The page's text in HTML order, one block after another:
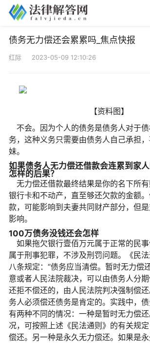
债务无力偿还会累累吗_焦点快报
红际 2023-05-09 12:10:26
【资料图】
不会。因为个人的债务是债务人对于
务，这种义务只需要由债务人自己承担
妹。
如果债务人无力偿还借款会连累到家
怎样的后果？
无力偿还借款最终结果是你的名下所
银行卡和不动产，直至够还欠款的金额
款，可能影响到夫妻共同财产部分，但
影响。
100万债务没钱还会怎样
如果拖欠银行壹佰万元属于正常的民
属于刑事犯罪，不涉及刑罚问题。《民
八条规定：“债务应当清偿。暂时无力偿
意或者人民法院裁决，可以由债务人分
还拒不偿还的，由人民法院判决强制偿
务人必须偿还债务是肯定的。实践中，
有两种不同的情况：一种是暂时无力偿
况，可按照上述《民法通则》的有关规
偿还。另一种是永久无力偿还。如果是